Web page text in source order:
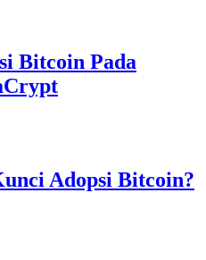
Bitcoin Pada
Adopsi Bitcoin?